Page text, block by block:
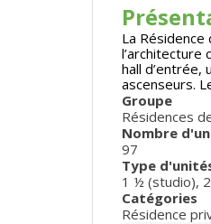
La
l’architecture
hall d’entrée,
ascenseurs.
Groupe
Résidences
Nombre
97
Type
1 ½ (studio),
Catégories
Résidence